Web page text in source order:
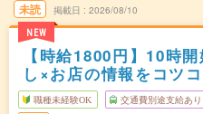
未読
NEW
掲載日 2026/08/10
【時給1800円】10時
し×お店の情報をコツ
職種未経験OK 交通費別途支給あり